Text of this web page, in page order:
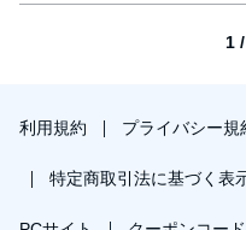
1
利用規約 プライバシー規
特定商取引法に基づく表